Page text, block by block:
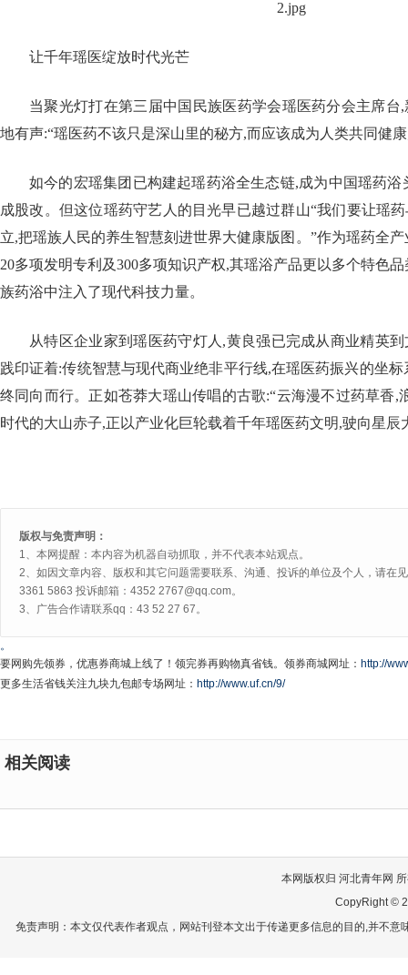
让千年瑶医绽放时代光芒
当聚光灯打在第三届中国民族医药学会瑶医药分会主席台
地有声:“瑶医药不该只是深山里的秘方,而应该成为人类共同健
如今的宏瑶集团已构建起瑶药浴全生态链,成为中国瑶药浴
成股改。但这位瑶药守艺人的目光早已越过群山“我们要让瑶
立,把瑶族人民的养生智慧刻进世界大健康版图。”作为瑶药全
20多项发明专利及300多项知识产权,其瑶浴产品更以多个特色
族药浴中注入了现代科技力量。
从特区企业家到瑶医药守灯人,黄良强已完成从商业精英
践印证着:传统智慧与现代商业绝非平行线,在瑶医药振兴的坐
终同向而行。正如苍莽大瑶山传唱的古歌:“云海漫不过药草香,
时代的大山赤子,正以产业化巨轮载着千年瑶医药文明,驶向星辰
版权与免责声明：
1、本网提醒：本内容为机器自动抓取，并不代表本站观点。
2、如因文章内容、版权和其它问题需要联系、沟通、投诉的单位及个人，请在
3361 5863 投诉邮箱：4352 2767@qq.com。
3、广告合作请联系qq：43 52 27 67。
。
要网购先领券，优惠券商城上线了！领完券再购物真省钱。领券商城网址： http://
更多生活省钱关注九块九包邮专场网址： http://www.uf.cn/9/
相关阅读
本网版权归 河北青年网
CopyRight ©
免责声明：本文仅代表作者观点，网站刊登本文出于传递更多信息的目的,并不